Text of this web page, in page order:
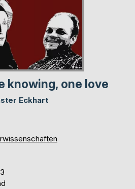
knowing, one love
Eckhart